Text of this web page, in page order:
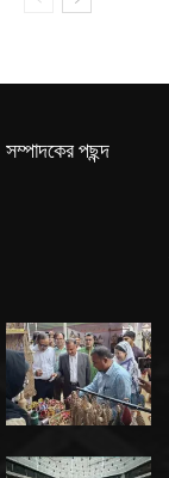
সম্পাদকের পছন্দ